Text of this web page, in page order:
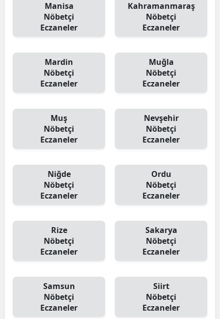
Manisa
Nöbetçi
Eczaneler
Kahramanmaraş
Nöbetçi
Eczaneler
Mardin
Nöbetçi
Eczaneler
Muğla
Nöbetçi
Eczaneler
Muş
Nöbetçi
Eczaneler
Nevşehir
Nöbetçi
Eczaneler
Niğde
Nöbetçi
Eczaneler
Ordu
Nöbetçi
Eczaneler
Rize
Nöbetçi
Eczaneler
Sakarya
Nöbetçi
Eczaneler
Samsun
Nöbetçi
Eczaneler
Siirt
Nöbetçi
Eczaneler